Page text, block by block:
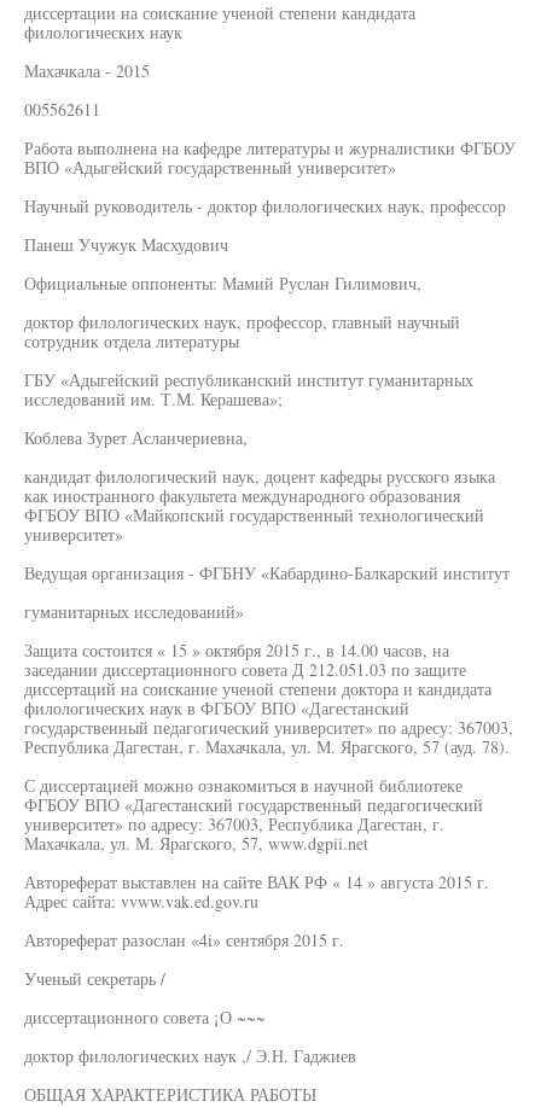
диссертации на соискание ученой степени кандидата
филологических наук
Махачкала - 2015
005562611
Работа выполнена на кафедре литературы и журналистики ФГБОУ
ВПО «Адыгейский государственный университет»
Научный руководитель - доктор филологических наук, профессор
Панеш Учужук Масхудович
Официальные оппоненты: Мамий Руслан Гилимович,
доктор филологических наук, профессор, главный научный
сотрудник отдела литературы
ГБУ «Адыгейский республиканский институт гуманитарных
исследований им. Т.М. Керашева»;
Коблева Зурет Асланчериевна,
кандидат филологический наук, доцент кафедры русского языка
как иностранного факультета международного образования
ФГБОУ ВПО «Майкопский государственный технологический
университет»
Ведущая организация - ФГБНУ «Кабардино-Балкарский институт
гуманитарных исследований»
Защита состоится « 15 » октября 2015 г., в 14.00 часов, на
заседании диссертационного совета Д 212.051.03 по защите
диссертаций на соискание ученой степени доктора и кандидата
филологических наук в ФГБОУ ВПО «Дагестанский
государственный педагогический университет» по адресу: 367003,
Республика Дагестан, г. Махачкала, ул. М. Ярагского, 57 (ауд. 78).
С диссертацией можно ознакомиться в научной библиотеке
ФГБОУ ВПО «Дагестанский государственный педагогический
университет» по адресу: 367003, Республика Дагестан, г.
Махачкала, ул. М. Ярагского, 57, www.dgpii.net
Автореферат выставлен на сайте ВАК РФ « 14 » августа 2015 г.
Адрес сайта: vvww.vak.ed.gov.ru
Автореферат разослан «4i» сентября 2015 г.
Ученый секретарь /
диссертационного совета ¡О ~~~
доктор филологических наук ,/ Э.Н. Гаджиев
ОБЩАЯ ХАРАКТЕРИСТИКА РАБОТЫ